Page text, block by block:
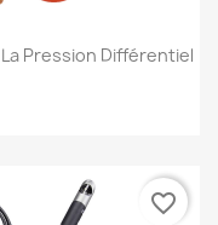
Pression Différentiel
favorite_border